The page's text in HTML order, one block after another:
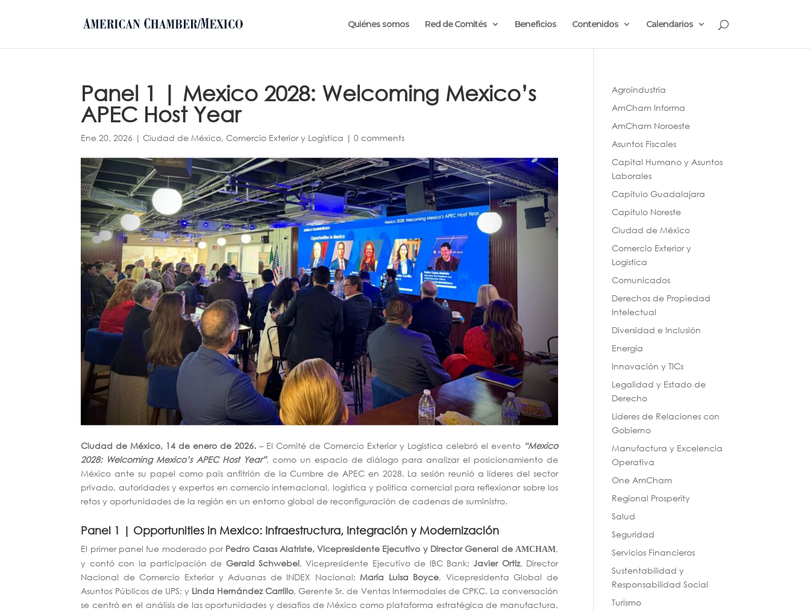
Quiénes somos Red de Comités Beneficios Contenidos Calendarios
Panel 1 | Mexico 2028: Welcoming Mexico’s
APEC Host Year
Ene 20, 2026 |Ciudad de México,Comercio Exterior y Logística |0 comments
Ciudad de México, 14 de enero de 2026. – El Comité de Comercio Exterior y Logística celebró el evento “Mexico
2028: Welcoming Mexico’s APEC Host Year”, como un espacio de diálogo para analizar el posicionamiento de
México ante su papel como país anfitrión de la Cumbre de APEC en 2028. La sesión reunió a líderes del sector
privado, autoridades y expertos en comercio internacional, logística y política comercial para reflexionar sobre los
retos y oportunidades de la región en un entorno global de reconfiguración de cadenas de suministro.
Panel 1 | Opportunities in Mexico: Infraestructura, Integración y Modernización
El primer panel fue moderado por Pedro Casas Alatriste, Vicepresidente Ejecutivo y Director General deAMCHAM,
y contó con la participación de Gerald Schwebel, Vicepresidente Ejecutivo de IBC Bank;Javier Ortiz, Director
Nacional de Comercio Exterior y Aduanas de INDEX Nacional;María Luisa Boyce, Vicepresidenta Global de
Asuntos Públicos de UPS; y Linda Hernández Carrillo, Gerente Sr. de Ventas Intermodales de CPKC. La conversación
se centró en el análisis de las oportunidades y desafíos de México como plataforma estratégica de manufactura,
Agroindustria
AmCham Informa
AmCham Noroeste
Asuntos Fiscales
Capital Humano y Asuntos
Laborales
Capítulo Guadalajara
Capítulo Noreste
Ciudad de México
Comercio Exterior y
Logística
Comunicados
Derechos de Propiedad
Intelectual
Diversidad e Inclusión
Energía
Innovación y TICs
Legalidad y Estado de
Derecho
Líderes de Relaciones con
Gobierno
Manufactura y Excelencia
Operativa
One AmCham
Regional Prosperity
Salud
Seguridad
Servicios Financieros
Sustentabilidad y
Responsabilidad Social
Turismo